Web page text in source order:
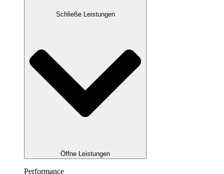
Schließe Leistungen
Öffne Leistungen
Performance